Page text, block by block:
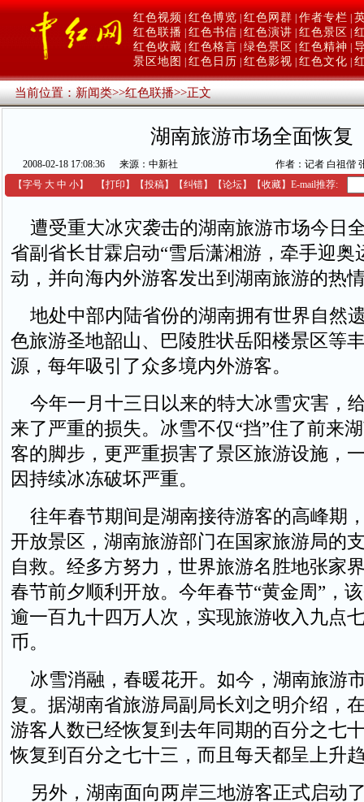
红色视频 红色博览 红色网群 作者专栏
红色联播 红色书信 红色演讲 红色景区
红色收藏 红色格言 绿色景区 红色精神
景区地图
红色日历 红色影视 红色文化
当前位置：新闻类>>红色联播>>正文
湖南旅游市场全面恢复
2008-02-18 17:08:36 来源：中新社
作者：记者 白祖偕
【字号 大 中 小】 【打印 】 【投稿】 【纠错】 【论坛】 【收藏】 E-mail推荐:
遭受重大冰灾袭击的湖南旅游市场今日
省副省长甘霖启动“雪后潇湘游，牵手迎奥
动，并向海内外游客发出到湖南旅游的热
地处中部内陆省份的湖南拥有世界自然
色旅游圣地韶山、巴陵胜状岳阳楼景区等
源，每年吸引了众多境内外游客。
今年一月十三日以来的特大冰雪灾害，
来了严重的损失。冰雪不仅“挡”住了前来
客的脚步，更严重损害了景区旅游设施，
因持续冰冻破坏严重。
往年春节期间是湖南接待游客的高峰期
开放景区，湖南旅游部门在国家旅游局的
自救。经多方努力，世界旅游名胜地张家
春节前夕顺利开放。今年春节“黄金周”，
逾一百九十四万人次，实现旅游收入九点
币。
冰雪消融，春暖花开。如今，湖南旅游
复。据湖南省旅游局副局长刘之明介绍，
游客人数已经恢复到去年同期的百分之七
恢复到百分之七十三，而且每天都呈上升
另外，湖南面向两岸三地游客正式启动